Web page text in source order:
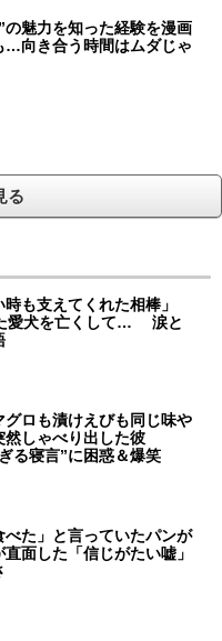
の魅力を知った経験を漫画
向き合う時間はムダじゃ
る
時も支えてくれた相棒」
愛犬を亡くして… 涙と
グロも漬けえびも同じ味や
しゃべり出した彼
る寝言”に困惑＆爆笑
べた」と言っていたパンが
面した「信じがたい嘘」